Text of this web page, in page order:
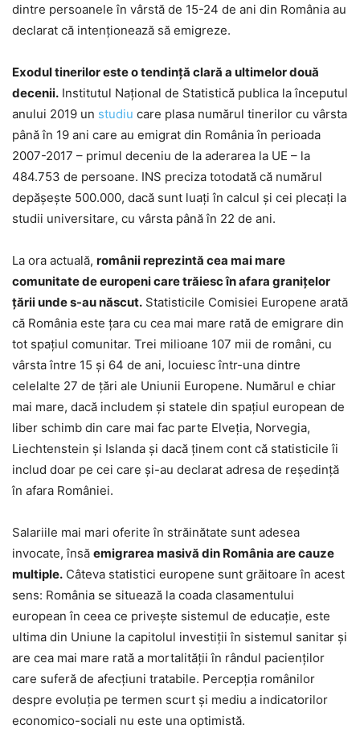
dintre persoanele în vârstă de 15-24 de ani din România au
declarat că intenționează să emigreze.
Exodul tinerilor este o tendință clară a ultimelor două
decenii. Institutul Național de Statistică publica la începutul
anului 2019 un studiu care plasa numărul tinerilor cu vârsta
până în 19 ani care au emigrat din România în perioada
2007-2017 – primul deceniu de la aderarea la UE – la
484.753 de persoane. INS preciza totodată că numărul
depășește 500.000, dacă sunt luați în calcul și cei plecați la
studii universitare, cu vârsta până în 22 de ani.
La ora actuală, românii reprezintă cea mai mare
comunitate de europeni care trăiesc în afara granițelor
țării unde s-au născut. Statisticile Comisiei Europene arată
că România este țara cu cea mai mare rată de emigrare din
tot spațiul comunitar. Trei milioane 107 mii de români, cu
vârsta între 15 și 64 de ani, locuiesc într-una dintre
celelalte 27 de țări ale Uniunii Europene. Numărul e chiar
mai mare, dacă includem și statele din spațiul european de
liber schimb din care mai fac parte Elveția, Norvegia,
Liechtenstein și Islanda și dacă ținem cont că statisticile îi
includ doar pe cei care și-au declarat adresa de reședință
în afara României.
Salariile mai mari oferite în străinătate sunt adesea
invocate, însă emigrarea masivă din România are cauze
multiple. Câteva statistici europene sunt grăitoare în acest
sens: România se situează la coada clasamentului
european în ceea ce privește sistemul de educație, este
ultima din Uniune la capitolul investiții în sistemul sanitar și
are cea mai mare rată a mortalității în rândul pacienților
care suferă de afecțiuni tratabile. Percepţia românilor
despre evoluția pe termen scurt şi mediu a indicatorilor
economico-sociali nu este una optimistă.